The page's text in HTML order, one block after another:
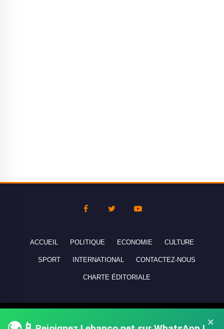
×
ACCUEIL POLITIQUE ECONOMIE CULTURE
SPORT INTERNATIONAL CONTACTEZ-NOUS
CHARTE ÉDITORIALE
réservés - All rights reserved.